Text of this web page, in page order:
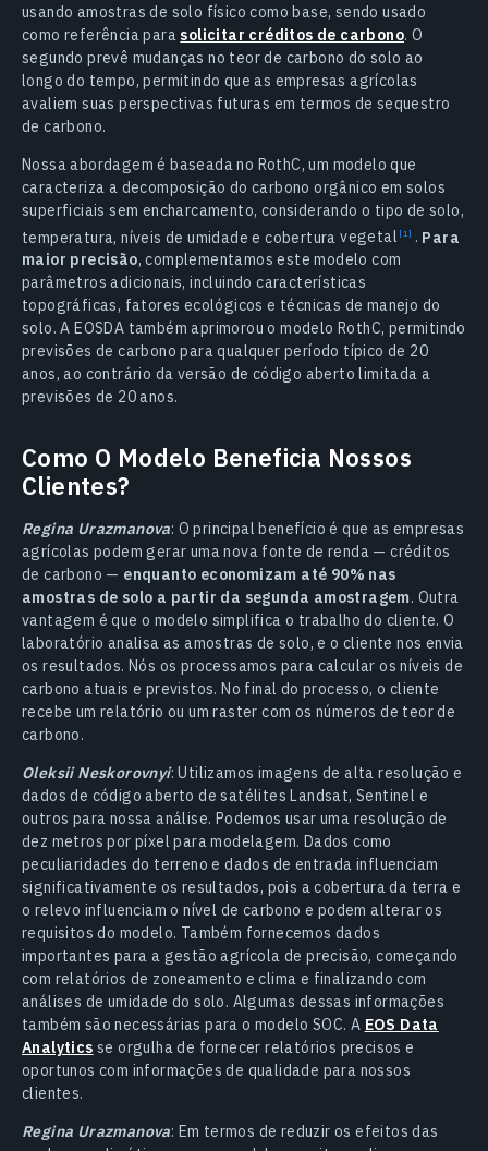
usando amostras de solo físico como base, sendo usado
como referência para solicitar créditos de carbono. O
segundo prevê mudanças no teor de carbono do solo ao
longo do tempo, permitindo que as empresas agrícolas
avaliem suas perspectivas futuras em termos de sequestro
de carbono.
Nossa abordagem é baseada no RothC, um modelo que
caracteriza a decomposição do carbono orgânico em solos
superficiais sem encharcamento, considerando o tipo de solo,
temperatura, níveis de umidade e coberturavegetal . Para
maior precisão, complementamos este modelo com
parâmetros adicionais, incluindo características
topográficas, fatores ecológicos e técnicas de manejo do
solo. A EOSDA também aprimorou o modelo RothC, permitindo
previsões de carbono para qualquer período típico de 20
anos, ao contrário da versão de código aberto limitada a
previsões de 20 anos.
Como O Modelo Beneficia Nossos
Clientes?
Regina Urazmanova: O principal benefício é que as empresas
agrícolas podem gerar uma nova fonte de renda — créditos
de carbono — enquanto economizam até 90% nas
amostras de solo a partir da segunda amostragem. Outra
vantagem é que o modelo simplifica o trabalho do cliente. O
laboratório analisa as amostras de solo, e o cliente nos envia
os resultados. Nós os processamos para calcular os níveis de
carbono atuais e previstos. No final do processo, o cliente
recebe um relatório ou um raster com os números de teor de
carbono.
Oleksii Neskorovnyi: Utilizamos imagens de alta resolução e
dados de código aberto de satélites Landsat, Sentinel e
outros para nossa análise. Podemos usar uma resolução de
dez metros por píxel para modelagem. Dados como
peculiaridades do terreno e dados de entrada influenciam
significativamente os resultados, pois a cobertura da terra e
o relevo influenciam o nível de carbono e podem alterar os
requisitos do modelo. Também fornecemos dados
importantes para a gestão agrícola de precisão, começando
com relatórios de zoneamento e clima e finalizando com
análises de umidade do solo. Algumas dessas informações
também são necessárias para o modelo SOC. A EOS Data
Analytics se orgulha de fornecer relatórios precisos e
oportunos com informações de qualidade para nossos
clientes.
Regina Urazmanova: Em termos de reduzir os efeitos das